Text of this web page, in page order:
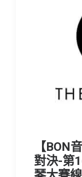
【BON
對決-第